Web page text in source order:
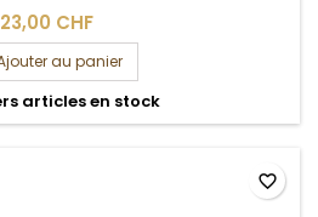
23,00 CHF
au panier
articles en stock
favorite_border